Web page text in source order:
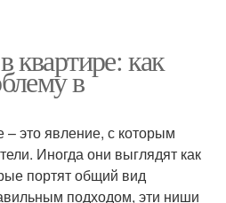
как
в
это явление, с которым
Иногда они выглядят как
портят общий вид
подходом, эти ниши